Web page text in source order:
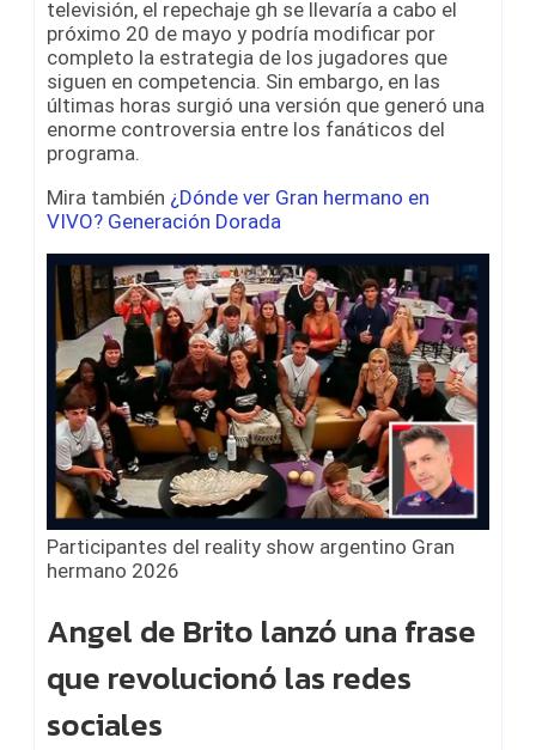
televisión, el repechaje gh se llevaría a cabo el
próximo 20 de mayo y podría modificar por
completo la estrategia de los jugadores que
siguen en competencia. Sin embargo, en las
últimas horas surgió una versión que generó una
enorme controversia entre los fanáticos del
programa.
Mira también ¿Dónde ver Gran hermano en
VIVO? Generación Dorada
Participantes del reality show argentino Gran
hermano 2026
Angel de Brito lanzó una frase
que revolucionó las redes
sociales